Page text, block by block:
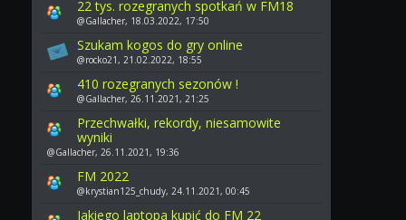
22 tys. rozegranych spotkań w FM18
@Gallacher, 18.03.2022, 17:50
Szukam kogos do gry online
@rocko21, 21.02.2022, 18:55
410 rozegranych sezonów !
@Gallacher, 26.11.2021, 21:25
Przechwałki, rekordy, niesamowite
wyniki
@Gallacher, 26.11.2021, 19:36
FM 2022
@krystian125_chudy, 24.11.2021, 00:45
Jakiego laptopa kupić do FM 22